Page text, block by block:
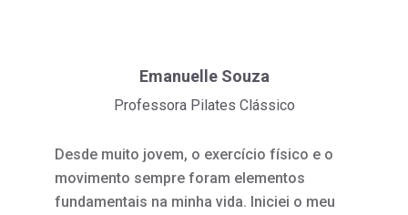
Emanuelle Souza
Professora Pilates Clássico
Desde muito jovem, o exercício físico e o
movimento sempre foram elementos
fundamentais na minha vida. Iniciei o meu